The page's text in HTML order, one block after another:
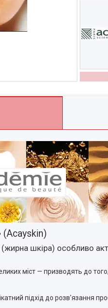
шкіра) особливо
міст — призводять до
підхід до розв'язання